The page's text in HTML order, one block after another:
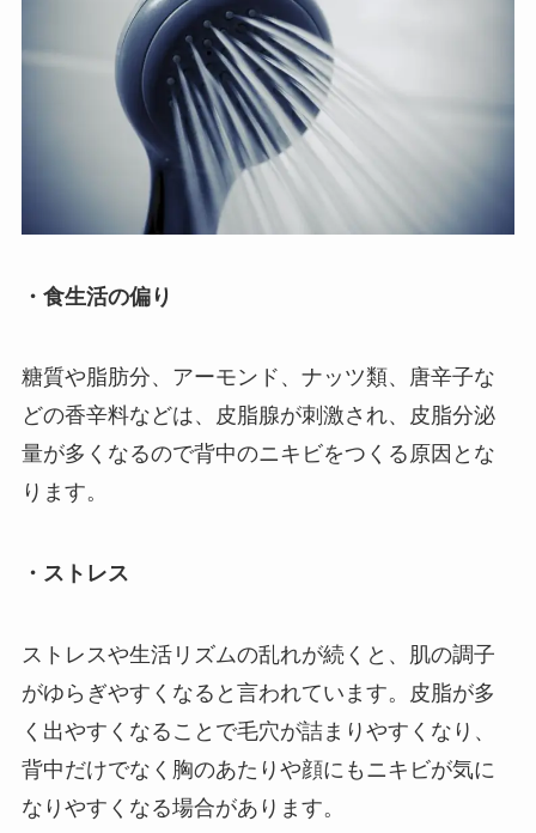
・食生活の偏り
糖質や脂肪分、アーモンド、ナッツ類、唐辛子な
どの香辛料などは、皮脂腺が刺激され、皮脂分泌
量が多くなるので背中のニキビをつくる原因とな
ります。
・ストレス
ストレスや生活リズムの乱れが続くと、肌の調子
がゆらぎやすくなると言われています。皮脂が多
く出やすくなることで毛穴が詰まりやすくなり、
背中だけでなく胸のあたりや顔にもニキビが気に
なりやすくなる場合があります。